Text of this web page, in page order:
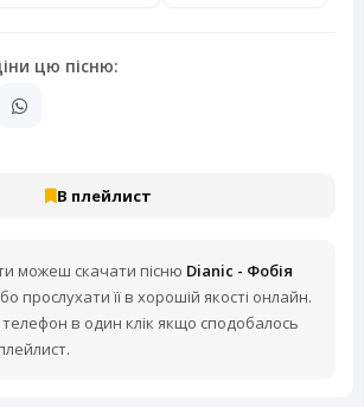
цю пісню:
В плейлист
ти можеш скачати пісню Dianic - Фобія
прослухати її в хорошій якості онлайн.
в один клік якщо сподобалось